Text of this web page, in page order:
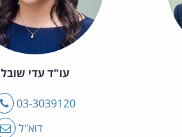
עו"ד עדי שובל
טלפון
03-3039120
דוא"ל